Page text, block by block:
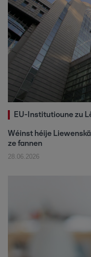
EU-Institutioune zu
Wéinst héije
ze fannen
28.06.2026